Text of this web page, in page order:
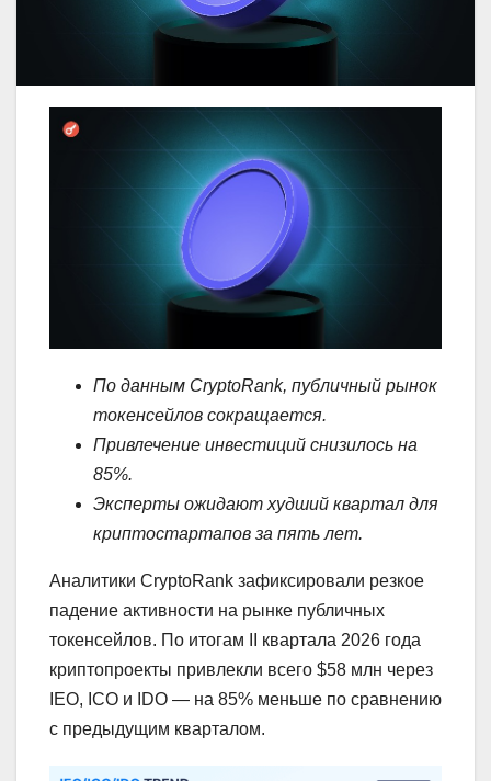
По данным CryptoRank, публичный рынок
токенсейлов сокращается.
Привлечение инвестиций снизилось на
85%.
Эксперты ожидают худший квартал для
криптостартапов за пять лет.
Аналитики CryptoRank зафиксировали резкое
падение активности на рынке публичных
токенсейлов. По итогам II квартала 2026 года
криптопроекты привлекли всего $58 млн через
IEO, ICO и IDO — на 85% меньше по сравнению
с предыдущим кварталом.